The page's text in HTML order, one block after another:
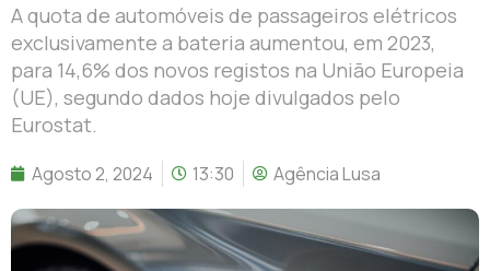
A quota de automóveis de passageiros elétricos
exclusivamente a bateria aumentou, em 2023,
para 14,6% dos novos registos na União Europeia
(UE), segundo dados hoje divulgados pelo
Eurostat.
Agosto 2, 2024 13:30 Agência Lusa